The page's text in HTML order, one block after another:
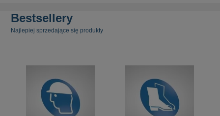
Bestsellery
Najlepiej sprzedające się produkty